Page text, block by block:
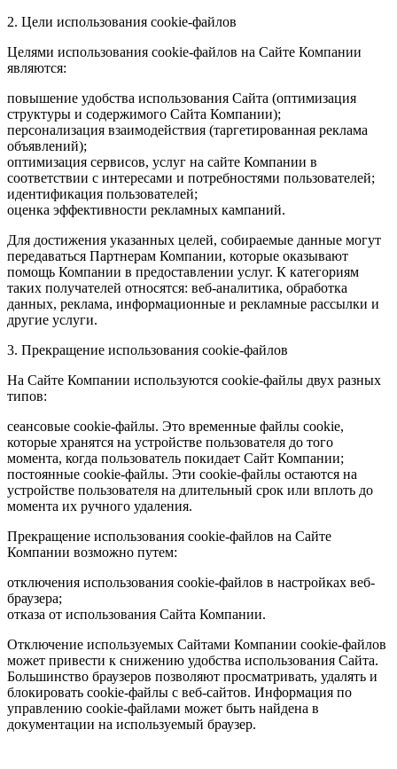
2. Цели использования cookie-файлов
Целями использования cookie-файлов на Сайте Компании
являются:
повышение удобства использования Сайта (оптимизация
структуры и содержимого Сайта Компании);
персонализация взаимодействия (таргетированная реклама
объявлений);
оптимизация сервисов, услуг на сайте Компании в
соответствии с интересами и потребностями пользователей;
идентификация пользователей;
оценка эффективности рекламных кампаний.
Для достижения указанных целей, собираемые данные могут
передаваться Партнерам Компании, которые оказывают
помощь Компании в предоставлении услуг. К категориям
таких получателей относятся: веб-аналитика, обработка
данных, реклама, информационные и рекламные рассылки и
другие услуги.
3. Прекращение использования cookie-файлов
На Сайте Компании используются cookie-файлы двух разных
типов:
сеансовые cookie-файлы. Это временные файлы cookie,
которые хранятся на устройстве пользователя до того
момента, когда пользователь покидает Сайт Компании;
постоянные cookie-файлы. Эти cookie-файлы остаются на
устройстве пользователя на длительный срок или вплоть до
момента их ручного удаления.
Прекращение использования cookie-файлов на Сайте
Компании возможно путем:
отключения использования cookie-файлов в настройках веб-
браузера;
отказа от использования Сайта Компании.
Отключение используемых Сайтами Компании cookie-файлов
может привести к снижению удобства использования Сайта.
Большинство браузеров позволяют просматривать, удалять и
блокировать cookie-файлы c веб-сайтов. Информация по
управлению cookie-файлами может быть найдена в
документации на используемый браузер.